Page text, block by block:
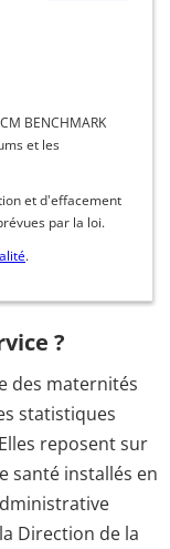
BENCHMARK
et les
et d'effacement
par la loi.
.
?
des maternités
statistiques
reposent sur
santé installés en
Direction de la